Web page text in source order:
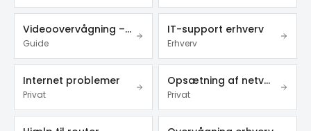
Videoovervågning – privat & erhverv
Guide
IT-support erhverv
Erhverv
Internet problemer
Privat
Opsætning af netværk
Privat